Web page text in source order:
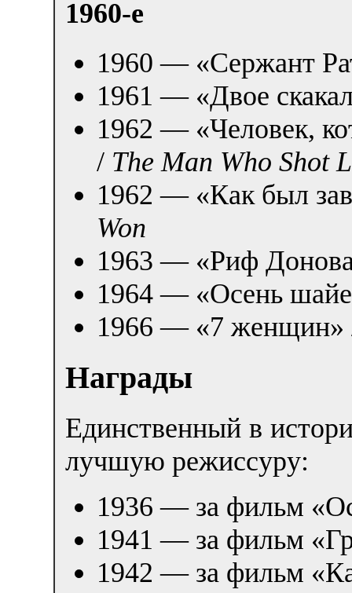
1960-е
1960 — «Сержант
1961 — «Двое
1962 — «Человек,
/ The Man Who Shot
1962 — «Как был
Won
1963 — «Риф
1964 — «Осень
1966 — «7
Награды
Единственный в
лучшую режиссуру:
1936 — за фильм
1941 — за фильм
1942 — за фильм